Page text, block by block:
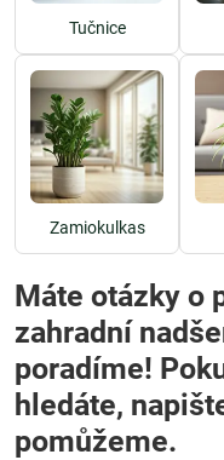
Tučnice
Zamiokulkas
Máte otázky o
zahradní
poradíme!
hledáte,
pomůžeme.